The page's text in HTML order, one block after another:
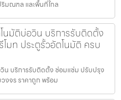
มณฑล และพื้นที่ใกล
นมัติบ่อวิน บริการรับติดตั้ง
มท ประตูรั้วอัตโนมัติ ครบ
น บริการรับติดตั้ง ซ่อมแซ่ม ปรับปรุง
งจร ราคาถูก พร้อม